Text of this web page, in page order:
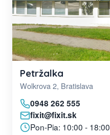
Petržalka
Wolkrova 2, Bratislava
0948 262 555
fixit@fixit.sk
Pon-Pia: 10:00 - 18:00